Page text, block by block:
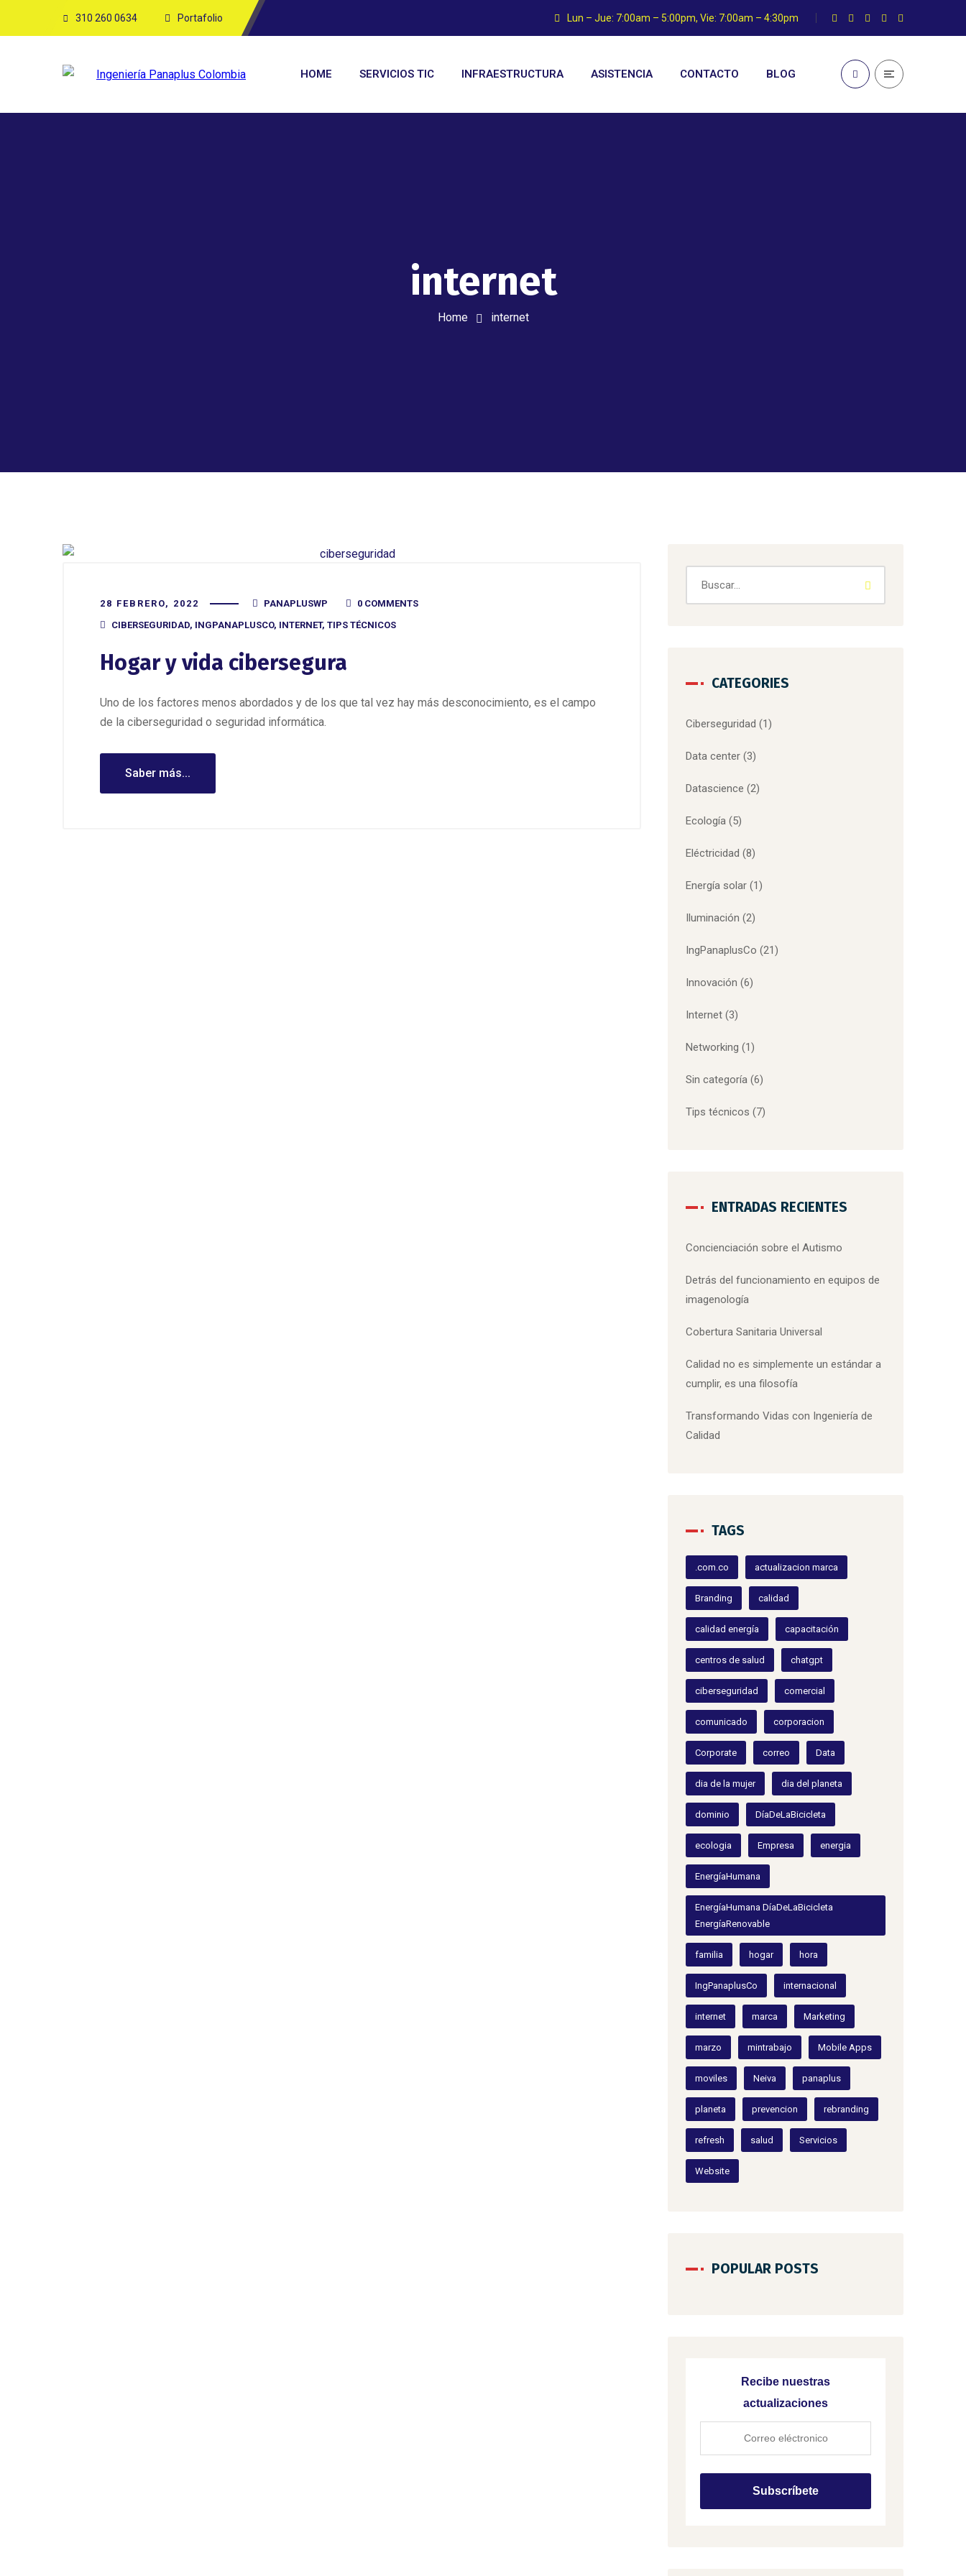
310 260 0634 Portafolio Lun – Jue: 7:00am – 5:00pm, Vie: 7:00am – 4:30pm
HOME SERVICIOS TIC INFRAESTRUCTURA ASISTENCIA CONTACTO BLOG
internet
Home internet
28 FEBRERO, 2022 PANAPLUSWP
0 COMMENTS
CIBERSEGURIDAD, INGPANAPLUSCO, INTERNET, TIPS TÉCNICOS
Hogar y vida cibersegura
Uno de los factores menos abordados y de los que tal vez hay más desconocimiento, es el campo
de la ciberseguridad o seguridad informática.
Saber más...
CATEGORIES
Ciberseguridad (1)
Data center (3)
Datascience (2)
Ecología (5)
Eléctricidad (8)
Energía solar (1)
Iluminación (2)
IngPanaplusCo (21)
Innovación (6)
Internet (3)
Networking (1)
Sin categoría (6)
Tips técnicos (7)
ENTRADAS RECIENTES
Concienciación sobre el Autismo
Detrás del funcionamiento en equipos de
imagenología
Cobertura Sanitaria Universal
Calidad no es simplemente un estándar a
cumplir, es una filosofía
Transformando Vidas con Ingeniería de
Calidad
TAGS
.com.co actualizacion marca
Branding calidad
calidad energía capacitación
centros de salud chatgpt
ciberseguridad comercial
comunicado corporacion
Corporate correo Data
dia de la mujer dia del planeta
dominio DíaDeLaBicicleta
ecologia Empresa energia
EnergíaHumana
EnergíaHumana DíaDeLaBicicleta
EnergíaRenovable
familia hogar hora
IngPanaplusCo internacional
internet marca Marketing
marzo mintrabajo Mobile Apps
moviles Neiva panaplus
planeta prevencion rebranding
refresh salud Servicios
Website
POPULAR POSTS
Recibe nuestras
actualizaciones